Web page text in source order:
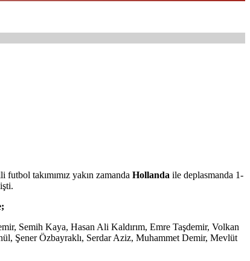
futbol takımımız yakın zamanda Hollanda ile deplasmanda 1-
Semih Kaya, Hasan Ali Kaldırım, Emre Taşdemir, Volkan
Şener Özbayraklı, Serdar Aziz, Muhammet Demir, Mevlüt